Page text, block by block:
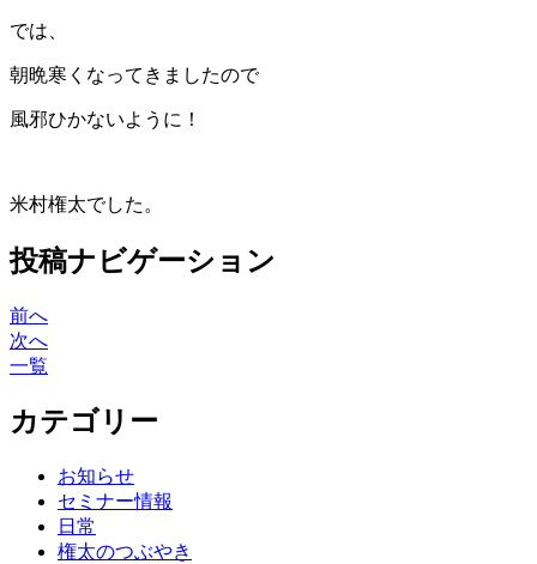
では、
朝晩寒くなってきましたので
風邪ひかないように！
米村権太でした。
投稿ナビゲーション
前へ
次へ
一覧
カテゴリー
お知らせ
セミナー情報
日常
権太のつぶやき